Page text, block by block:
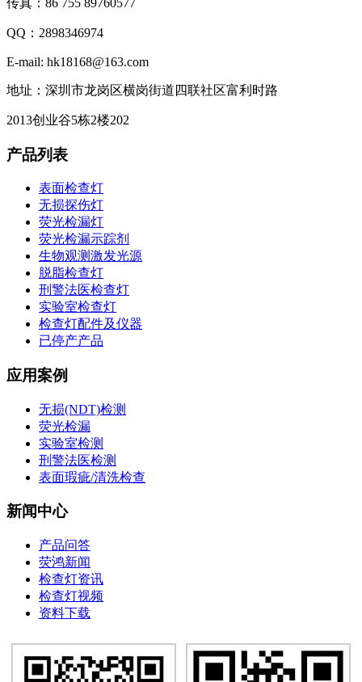
QQ：2898346974
E-mail: hk18168@163.com
地址：深圳市龙岗区横岗街道四联社区富利时路
2013创业谷5栋2楼202
产品列表
表面检查灯
无损探伤灯
荧光检漏灯
荧光检漏示踪剂
生物观测激发光源
脱脂检查灯
刑警法医检查灯
实验室检查灯
检查灯配件及仪器
已停产产品
应用案例
无损(NDT)检测
荧光检漏
实验室检测
刑警法医检测
表面瑕疵/清洗检查
新闻中心
产品问答
荧鸿新闻
检查灯资讯
检查灯视频
资料下载